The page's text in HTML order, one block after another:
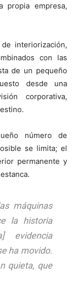
empresa,
interiorización,
con las
de un pequeño
desde una
corporativa,
número de
se limita; el
permanente y
máquinas
la historia
evidencia
ha movido.
quieta, que